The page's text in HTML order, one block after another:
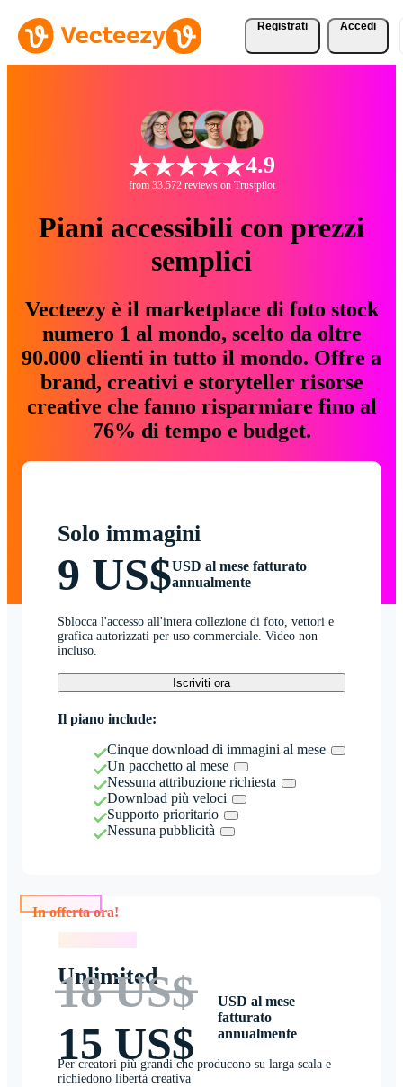
Registrati Accedi
4.9
from 33.572 reviews on Trustpilot
Piani accessibili con prezzi
semplici
Vecteezy è il marketplace di foto stock
numero 1 al mondo, scelto da oltre
90.000 clienti in tutto il mondo. Offre a
brand, creativi e storyteller risorse
creative che fanno risparmiare fino al
76% di tempo e budget.
Solo immagini
9 US$USD al mese fatturato
annualmente
Sblocca l'accesso all'intera collezione di foto, vettori e
grafica autorizzati per uso commerciale. Video non
incluso.
Iscriviti ora
Il piano include:
Cinque download di immagini al mese
Un pacchetto al mese
Nessuna attribuzione richiesta
Download più veloci
Supporto prioritario
Nessuna pubblicità
Unlimited
18 US$
15 US$
USD al mese
fatturato
annualmente
Per creatori più grandi che producono su larga scala e
richiedono libertà creativa